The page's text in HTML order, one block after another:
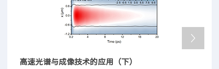
高速光谱与成像技术的应用（下）